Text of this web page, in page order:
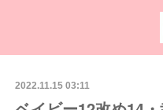
2022.11.15 03:11